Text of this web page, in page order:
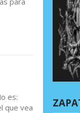
es:
que vea